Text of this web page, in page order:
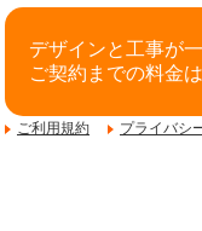
デザインと工事が
ご契約までの料金
ご利用規約 プライバシ